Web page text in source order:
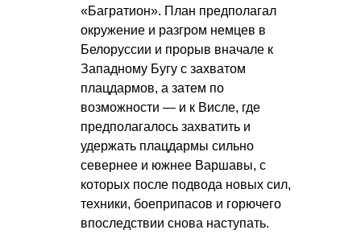
«Багратион». План предполагал
окружение и разгром немцев в
Белоруссии и прорыв вначале к
Западному Бугу с захватом
плацдармов, а затем по
возможности — и к Висле, где
предполагалось захватить и
удержать плацдармы сильно
севернее и южнее Варшавы, с
которых после подвода новых сил,
техники, боеприпасов и горючего
впоследствии снова наступать.